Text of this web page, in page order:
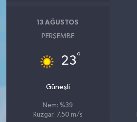
13 AĞUSTOS
PERŞEMBE
23°
Güneşli
Nem: %39
Rüzgar: 7.50 m/s